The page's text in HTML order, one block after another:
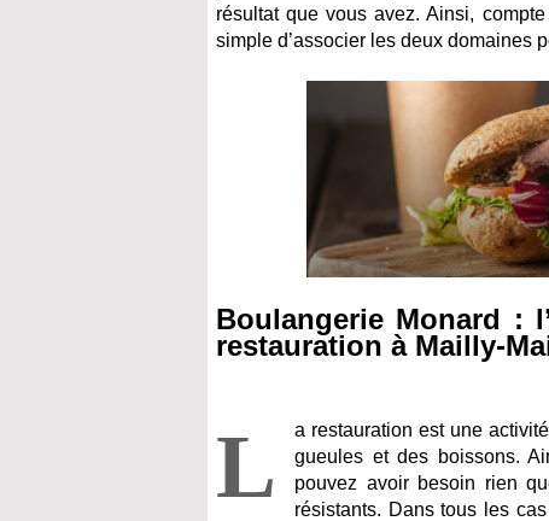
résultat que vous avez. Ainsi,
simple d’associer les deux domaines
Boulangerie Monard :
restauration à Mailly-
L
a restauration est une
gueules et des boissons.
pouvez avoir besoin rien
résistants. Dans tous les